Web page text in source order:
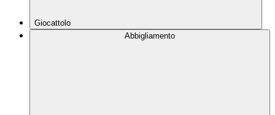
Giocattolo
Abbigliamento